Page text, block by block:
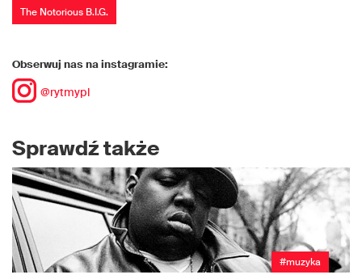
The Notorious B.I.G.
Obserwuj nas na instagramie:
@rytmypl
Sprawdź także
#muzyka